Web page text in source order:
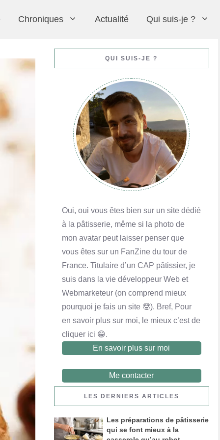
En savoir plus
En savoir plus
Financier noix de pécan et chocolat au lait
En savoir plus
Crème pâtissière
En savoir plus
En savoir plus
Chroniques
En savoir plus
Queijadas de Vila Franca do Campo
En savoir plus
Actualité Qui suis-je ?
QUI SUIS-JE ?
Oui, oui vous êtes bien sur un site dédié
à la pâtisserie, même si la photo de
mon avatar peut laisser penser que
vous êtes sur un FanZine du tour de
France. Titulaire d’un CAP pâtissier, je
suis dans la vie développeur Web et
Webmarketeur (on comprend mieux
pourquoi je fais un site 🤓). Bref, Pour
en savoir plus sur moi, le mieux c’est de
cliquer ici 😁.
En savoir plus sur moi
Me contacter
LES DERNIERS ARTICLES
Les préparations de pâtisserie
qui se font mieux à la